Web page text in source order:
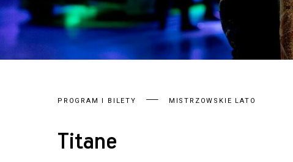
PROGRAM I BILETY MISTRZOWSKIE LATO
Titane